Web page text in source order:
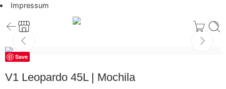
Impressum
Save
V1 Leopardo 45L | Mochila